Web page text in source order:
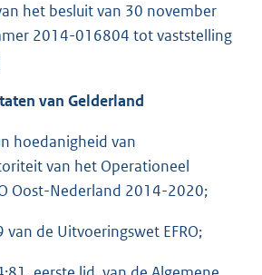
het besluit van 30 november
2014-016804 tot vaststelling
van Gelderland
hoedanigheid van
van het Operationeel
Oost-Nederland 2014-2020;
van de Uitvoeringswet EFRO;